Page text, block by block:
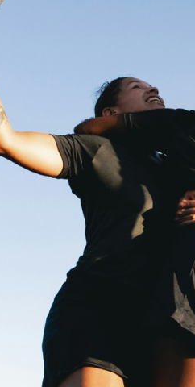
een veilig sportklimaat?
en ethisch te